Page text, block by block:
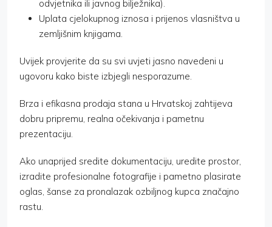
odvjetnika ili javnog bilježnika).
Uplata cjelokupnog iznosa i prijenos vlasništva u
zemljišnim knjigama.
Uvijek provjerite da su svi uvjeti jasno navedeni u
ugovoru kako biste izbjegli nesporazume.
Brza i efikasna prodaja stana u Hrvatskoj zahtijeva
dobru pripremu, realna očekivanja i pametnu
prezentaciju.
Ako unaprijed sredite dokumentaciju, uredite prostor,
izradite profesionalne fotografije i pametno plasirate
oglas, šanse za pronalazak ozbiljnog kupca značajno
rastu.